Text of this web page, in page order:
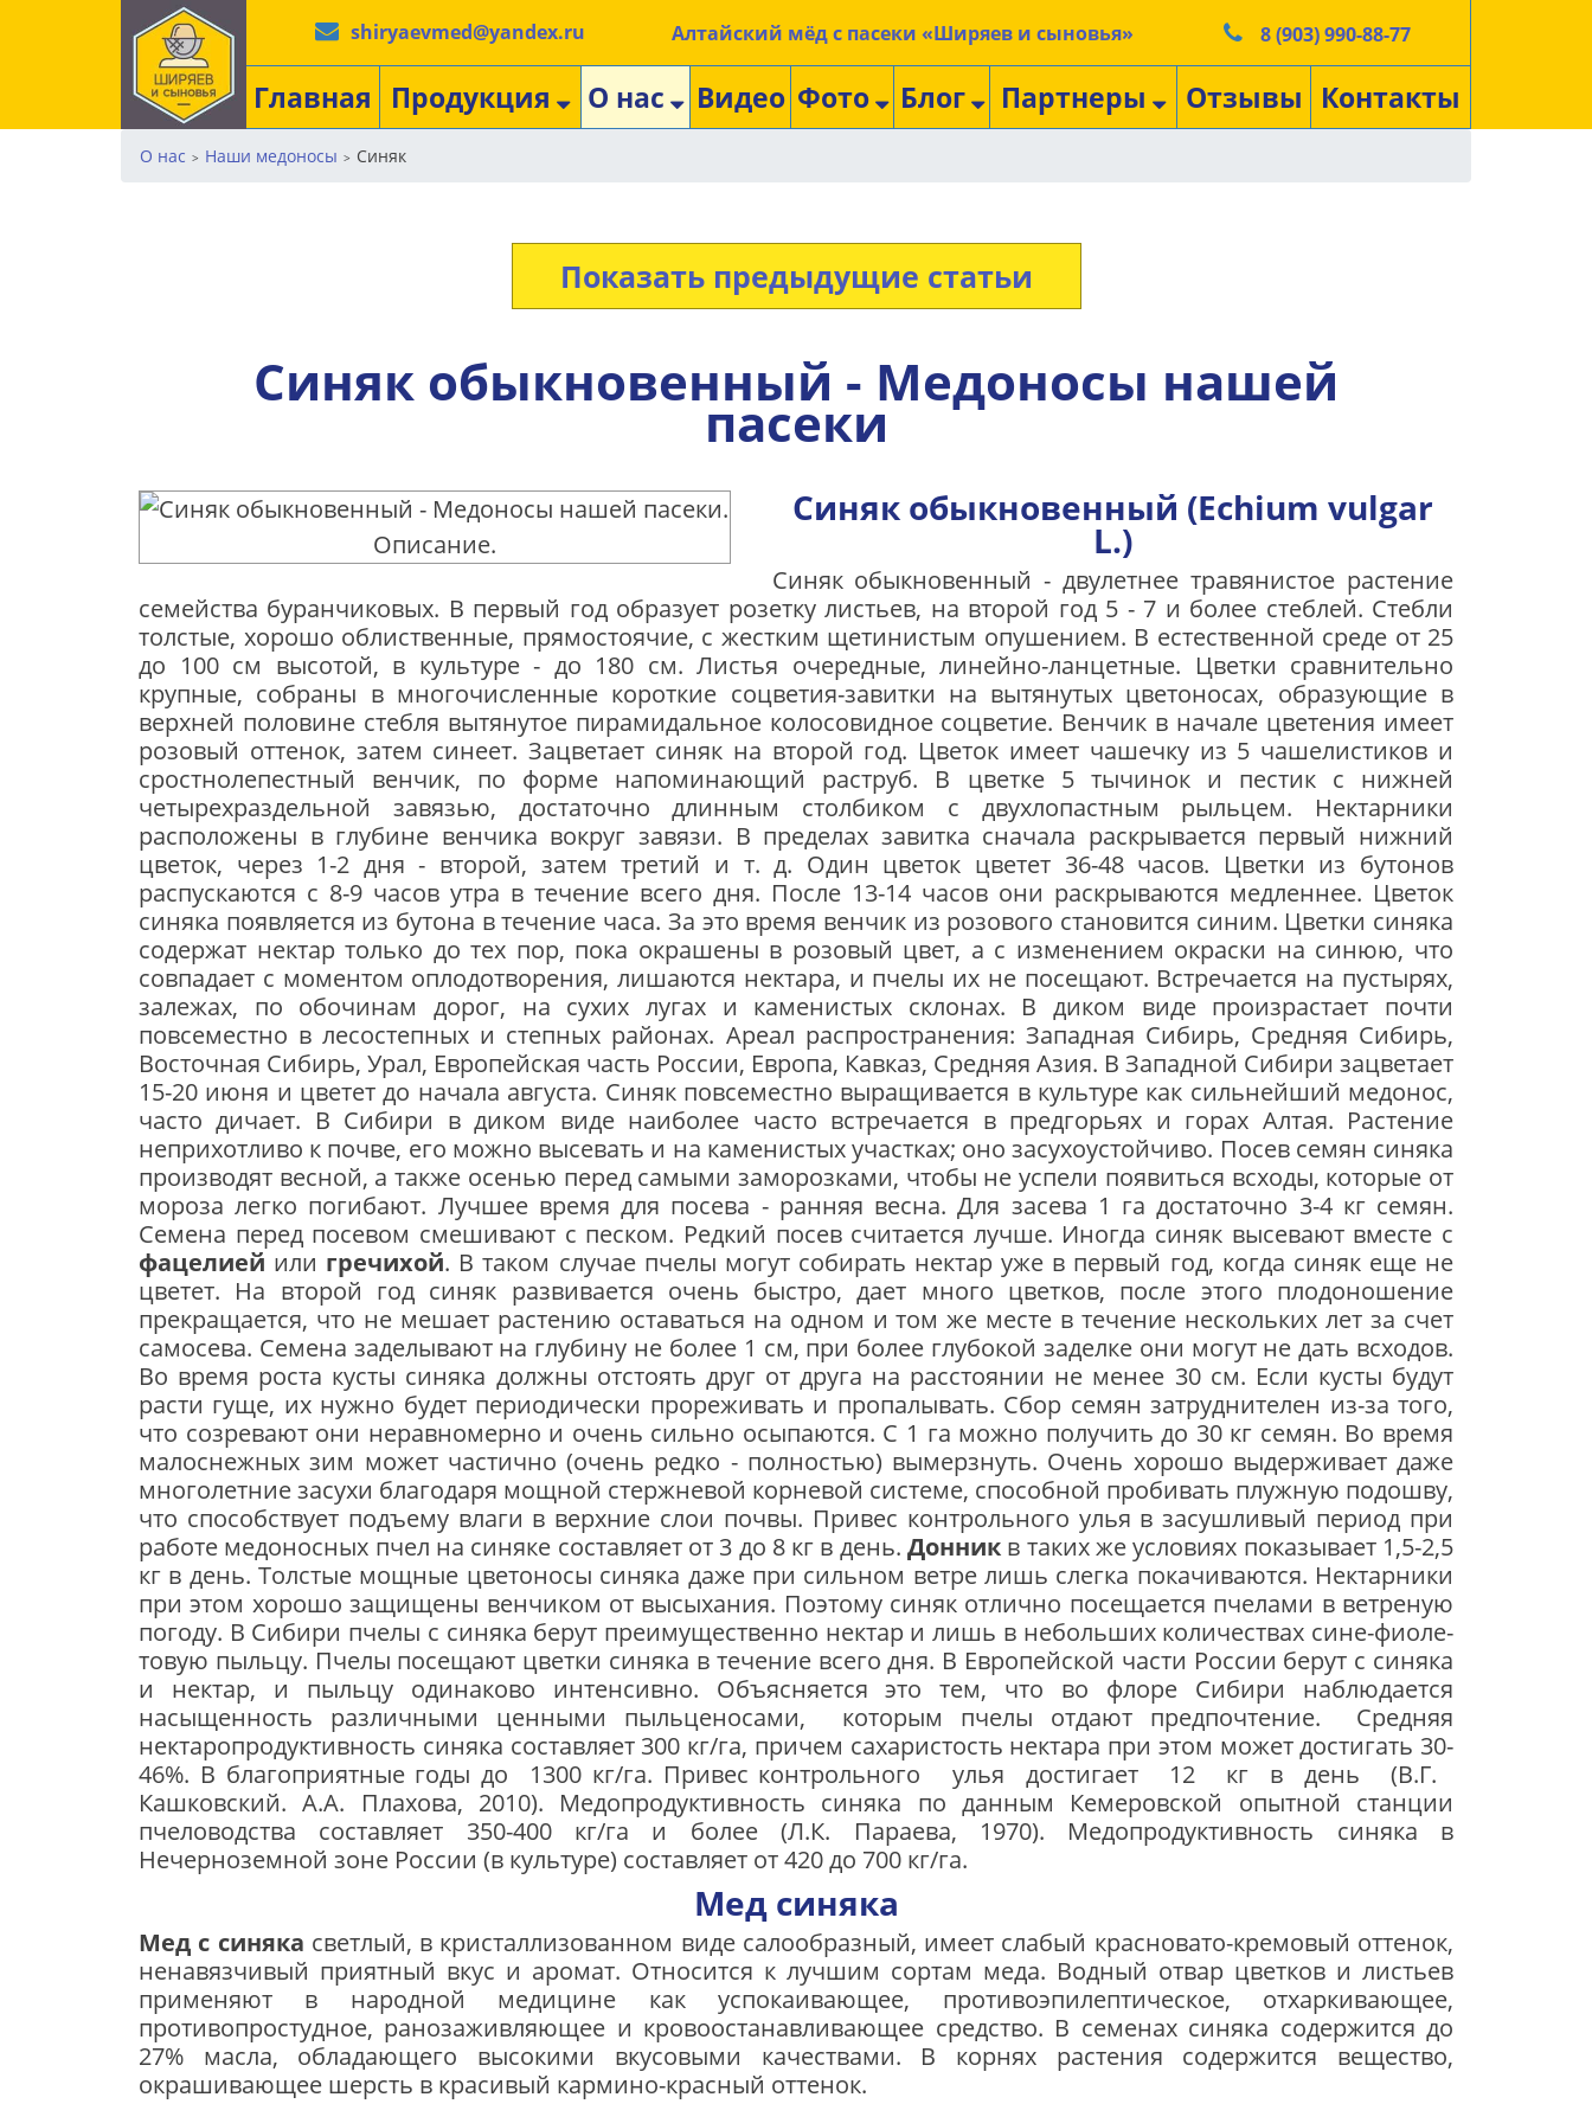
shiryaevmed@yandex.ru Алтайский мёд с пасеки «Ширяев и сыновья» 8 (903) 990-88-77
Главная Продукция О нас Видео Фото Блог Партнеры Отзывы Контакты
О нас > Наши медоносы > Синяк
Показать предыдущие статьи
Синяк обыкновенный - Медоносы нашей
пасеки
Синяк обыкновенный (Echium vulgar
L.)
Синяк обыкновенный - двулетнее травянистое растение
семейства буранчиковых. В первый год образует розетку листьев, на второй год 5 - 7 и более стеблей. Стебли
толстые, хорошо облиственные, прямо­стоячие, с жестким щетинистым опушением. В есте­ственной среде от 25
до 100 см высотой, в культуре - до 180 см. Листья очередные, линейно-ланцетные. Цветки сравнительно
крупные, собраны в многочисленные корот­кие соцветия-завитки на вытянутых цветоносах, образую­щие в
верхней половине стебля вытянутое пирамидальное колосовидное соцветие. Венчик в начале цветения имеет
розовый оттенок, затем синеет. Зацветает синяк на второй год. Цветок имеет чашечку из 5 чашелистиков и
сростнолепестный венчик, по форме напоминающий раструб. В цветке 5 тычинок и пестик с нижней
четырехраздельной завязью, достаточно длинным столбиком с двухлопастным рыльцем. Нектарники
расположены в глубине венчика вокруг завязи. В пределах завитка сначала раскрывается первый нижний
цветок, через 1-2 дня - второй, затем третий и т. д. Один цветок цветет 36-48 часов. Цветки из бутонов
распускаются с 8-9 часов утра в течение всего дня. После 13-14 часов они раскрываются медленнее. Цветок
синяка появляется из бутона в течение часа. За это время венчик из розового становится синим. Цветки синя­ка
содержат нектар только до тех пор, пока окрашены в розовый цвет, а с изменением окраски на синюю, что
совпадает с моментом оплодотво­рения, лишаются нектара, и пчелы их не посе­щают. Встречается на пустырях,
залежах, по обочинам до­рог, на сухих лугах и каменистых склонах. В диком виде произрастает почти
повсеместно в лесостепных и степных районах. Ареал распространения: Западная Сибирь, Средняя Сибирь,
Восточная Сибирь, Урал, Европейская часть России, Европа, Кавказ, Средняя Азия. В Западной Сибири зацветает
15-20 июня и цве­тет до начала августа. Синяк повсеместно выращивается в культуре как сильнейший медонос,
часто дичает. В Сиби­ри в диком виде наиболее часто встречается в предгорьях и горах Алтая. Растение
неприхотливо к почве, его можно высевать и на каменистых участках; оно засухоустойчиво. Посев семян синяка
производят весной, а также осенью перед самыми заморозками, чтобы не успели появиться всходы, которые от
мороза лег­ко погибают. Лучшее время для посева - ранняя весна. Для засева 1 га достаточно 3-4 кг семян.
Семена перед посевом смешивают с песком. Редкий по­сев считается лучше. Иногда синяк высевают вместе с
фацелией или гречихой. В таком случае пчелы могут собирать нектар уже в первый год, когда синяк еще не
цветет. На второй год синяк развивается очень быстро, дает много цветков, после этого плодоношение
прекращается, что не мешает растению оставаться на одном и том же месте в течение нескольких лет за счет
самосева. Семена заделывают на глубину не более 1 см, при более глубокой заделке они могут не дать всходов.
Во время роста кусты синяка должны отстоять друг от друга на расстоянии не менее 30 см. Если кусты будут
расти гуще, их нужно будет периодически прореживать и пропалывать. Сбор семян затруднителен из-за того,
что созревают они неравномерно и очень сильно осыпаются. С 1 га можно получить до 30 кг семян. Во время
малоснежных зим может частично (очень редко - полностью) вымерзнуть. Очень хорошо выдержи­вает даже
многолетние засухи благодаря мощной стержне­вой корневой системе, способной пробивать плужную по­дошву,
что способствует подъему влаги в верхние слои по­чвы. Привес контрольного улья в засушливый период при
работе медоносных пчел на си­няке составляет от 3 до 8 кг в день.Донник в таких же условиях показывает 1,5-2,5
кг в день. Толстые мощные цветоносы синяка даже при силь­ном ветре лишь слегка покачиваются. Нектарники
при этом хорошо защищены венчиком от высыхания. Поэтому синяк отлично посещается пчелами в ветреную
погоду. В Сиби­ри пчелы с синяка берут преимущественно нектар и лишь в небольших количествах сине-фиоле­
товую пыльцу. Пчелы посещают цветки синяка в течение всего дня. В Европейской части России берут с синяка
и нектар, и пыльцу одинако­во интенсивно. Объясняется это тем, что во флоре Сибири наблюдается
насыщенность различными ценными пыльценосами, которым пчелы отдают предпочтение. Сред­няя
нектаропродуктивность синяка составляет 300 кг/га, причем сахаристость нектара при этом может достигать 30-
46%. В благоприятные годы до 1300 кг/га. Привес контроль­ного улья достигает 12 кг в день (В.Г.
Кашковский. А.А. Плахова, 2010). Медопродуктивность синяка по дан­ным Кемеровской опытной станции
пчеловодства состав­ляет 350-400 кг/га и более (Л.К. Параева, 1970). Медопродуктивность синяка в
Нечерноземной зоне России (в культуре) составляет от 420 до 700 кг/га.
Мед синяка
Мед с синяка светлый, в кристаллизованном виде салообразный, имеет слабый красновато-кремовый оттенок,
ненавязчивый приятный вкус и аромат. Относится к луч­шим сортам меда. Водный отвар цветков и листьев
применяют в народ­ной медицине как успокаивающее, противоэпилептическое, отхаркивающее,
противопростудное, ранозаживляющее и кровоостанавливающее средство. В семенах синяка содержится до
27% масла, обладаю­щего высокими вкусовыми качествами. В корнях растения содержится вещество,
окрашивающее шерсть в красивый кармино-красный оттенок.